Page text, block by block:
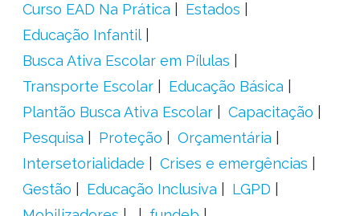
Curso EAD Na Prática
Estados
Educação Infantil
Busca Ativa Escolar em Pílulas
Transporte Escolar
Educação Básica
Plantão Busca Ativa Escolar
Capacitação
Pesquisa
Proteção
Orçamentária
Intersetorialidade
Crises e emergências
Gestão
Educação Inclusiva
LGPD